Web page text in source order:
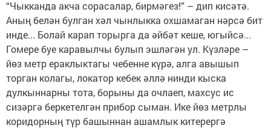
“Чыкканда акча сорасалар, бирмәгез!” – дип кисәтә.
Аның белән булган хәл чынлыкка охшамаган нәрсә бит
инде... Болай карап торырга да әйбәт кеше, югыйсә...
Гомере буе каравылчы булып эшләгән ул. Күзләре –
йөз метр ераклыктагы чебенне күрә, алга авышып
торган колагы, локатор кебек әллә нинди кыска
дулкыннарны тота, борыны да очлаеп, махсус ис
сизәргә беркетелгән прибор сыман. Ике йөз метрлы
коридорның түр башыннан ашамлык китерергә